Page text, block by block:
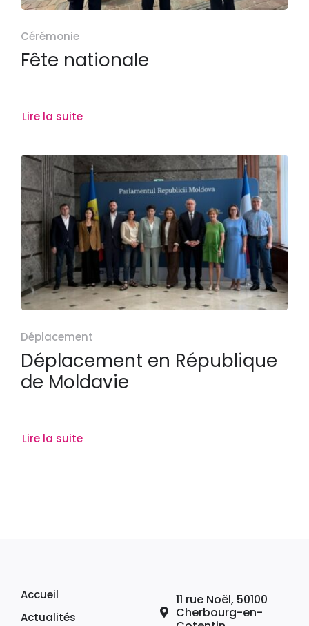
Cérémonie
Fête nationale
Lire la suite
Déplacement
Déplacement en République
de Moldavie
Lire la suite
Accueil
Actualités
11 rue Noël, 50100
Cherbourg-en-